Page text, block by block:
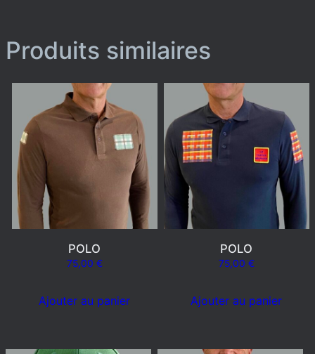
Produits similaires
POLO
75,00 €
Ajouter au panier
POLO
75,00 €
Ajouter au panier